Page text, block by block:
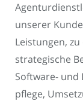
unserer
Leistungen,
strategische
Software-
pflege,